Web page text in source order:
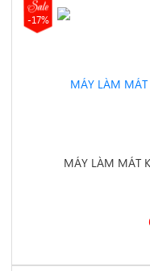
https://
-17%
MÁY LÀM MÁT